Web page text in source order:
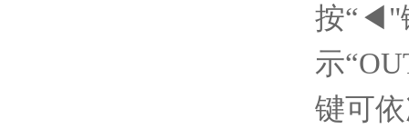
按“◀"
示
键可